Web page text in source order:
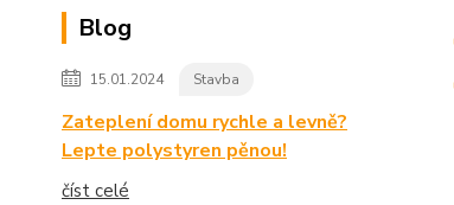
Blog
15.01.2024 Stavba
Zateplení domu rychle a levně?
Lepte polystyren pěnou!
číst celé